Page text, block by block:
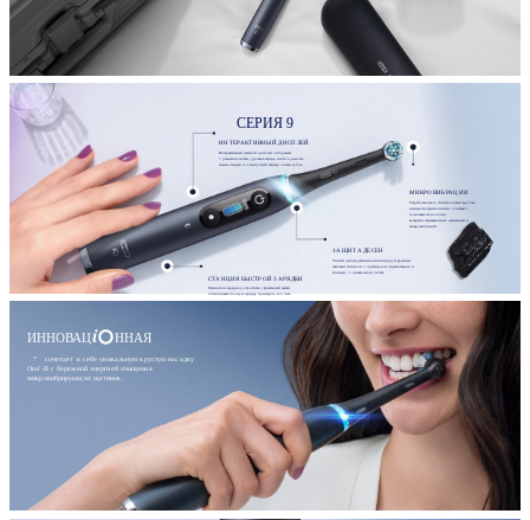
СЕРИЯ 9
ИНТЕРАКТИВНЫЙ ДИСПЛЕЙ
Интерактивный цветной дисплей отображает
7 режимов чистки, уровень заряда, необходимость
смены насадки и 2-минутный таймер чистки зубов.
МИКРОВИБРАЦИИ
Разработанная со стоматологами круглая
насадка профессионально очищает с
помощью технологии
возвратно-вращательных движений и
микровибраций.
ЗАЩИТА ДЕСЕН
Умный датчик давления сигнализирует красным
световым сигналом о чрезмерном надавливании и
зеленым - о правильной чистке.
СТАНЦИЯ БЫСТРОЙ ЗАРЯДКИ
Магнитное зарядное устройство с фиксацией щетки
обеспечивает полную зарядку примерно за 3 часа.
ИННОВАЦ ННАЯ
сочетает в себе уникальную круглую насадку
Oral-B с бережной энергией очищения
микровибрирующих щетинок.